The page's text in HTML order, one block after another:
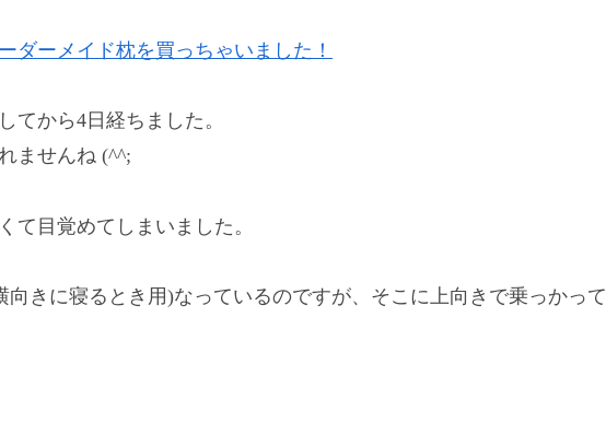
ダーメイド枕を買っちゃいました！
てから4日経ちました。
ませんね (^^;
て目覚めてしまいました。
きに寝るとき用)なっているのですが、そこに上向きで乗っかって